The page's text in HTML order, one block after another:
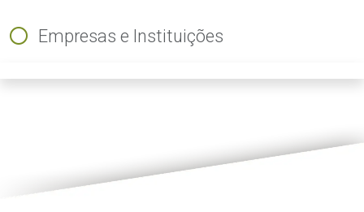
Empresas e Instituições